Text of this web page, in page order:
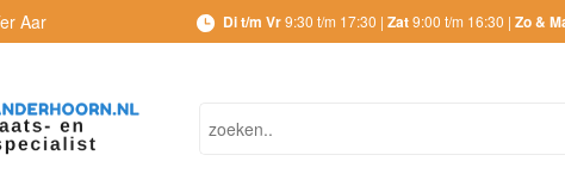
Aar Di t/m Vr9:30 t/m 17:30 | Zat9:00 t/m 16:30 | Zo &